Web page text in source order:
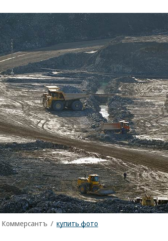
/ купить фото